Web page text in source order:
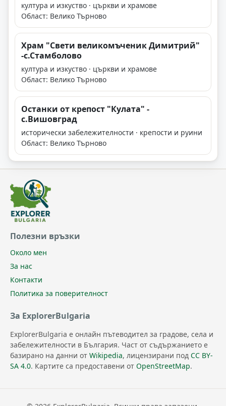
култура и изкуство · църкви и храмове
Област: Велико Търново
Храм "Свети великомъченик Димитрий"
-с.Стамболово
култура и изкуство · църкви и храмове
Област: Велико Търново
Останки от крепост "Кулата" -
с.Вишовград
исторически забележителности · крепости и руини
Област: Велико Търново
Полезни връзки
Около мен
За нас
Контакти
Политика за поверителност
За ExplorerBulgaria
ExplorerBulgaria е онлайн пътеводител за градове, села и
забележителности в България. Част от съдържанието е
базирано на данни от Wikipedia, лицензирани под CC BY-
SA 4.0. Картите са предоставени от OpenStreetMap.